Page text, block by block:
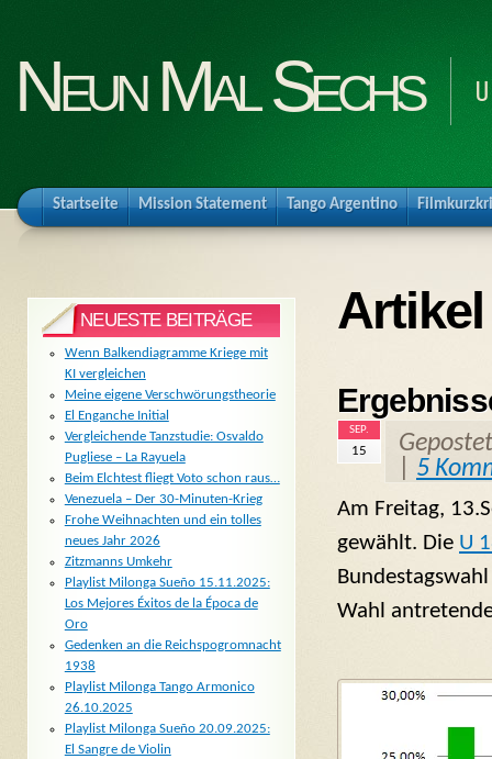
Neun Mal Sechs
Startseite Mission Statement Tango Argentino
SEP.
15
5
Am Freitag,
gewählt. Die U
Wahl
NEUESTE BEITRÄGE
Wenn Balkendiagramme Kriege mit
KI vergleichen
Meine eigene Verschwörungstheorie
El Enganche Initial
Vergleichende Tanzstudie: Osvaldo
Pugliese – La Rayuela
Beim Elchtest fliegt Voto schon raus…
Venezuela – Der 30-Minuten-Krieg
Frohe Weihnachten und ein tolles
neues Jahr 2026
Zitzmanns Umkehr
Playlist Milonga Sueño 15.11.2025:
Los Mejores Éxitos de la Época de
Oro
Gedenken an die Reichspogromnacht
1938
Playlist Milonga Tango Armonico
26.10.2025
Playlist Milonga Sueño 20.09.2025:
El Sangre de Violin